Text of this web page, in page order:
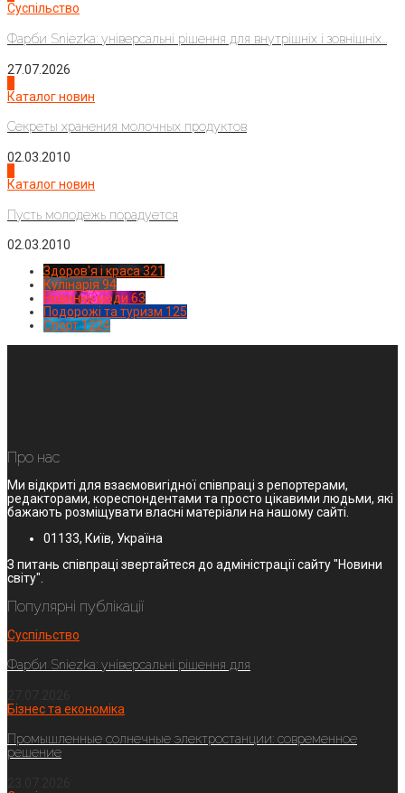
Суспільство
Фарби Sniezka: універсальні рішення для внутрішніх і зовнішніх...
27.07.2026
Каталог новин
Секреты хранения молочных продуктов
02.03.2010
Каталог новин
Пусть молодежь порадуется
02.03.2010
Здоров'я і краса 321
Кулінарія 94
Новинки моди 63
Подорожі та туризм 125
Спорт1224
Про нас
Ми відкриті для взаємовигідної співпраці з репортерами,
редакторами, кореспондентами та просто цікавими людьми, які
бажають розміщувати власні матеріали на нашому сайті.
01133, Київ, Україна
З питань співпраці звертайтеся до адміністрації сайту "Новини
світу".
Популярні публікації
Суспільство
Фарби Sniezka: універсальні рішення для
Бізнес та економіка
Промышленные солнечные электростанции: современное
решение